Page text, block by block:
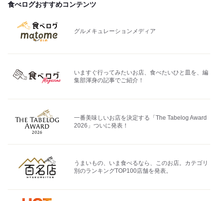
食べログおすすめコンテンツ
グルメキュレーションメディア
いますぐ行ってみたいお店、食べたいひと皿を、編
集部渾身の記事でご紹介！
一番美味しいお店を決定する「The Tabelog Award
2026」ついに発表！
うまいもの、いま食べるなら、このお店。カテゴリ
別のランキングTOP100店舗を発表。